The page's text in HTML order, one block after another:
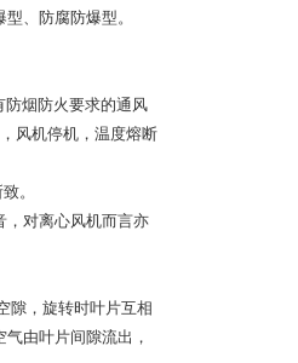
、防腐防爆型。
防烟防火要求的通风
风机停机，温度熔断
。
，对离心风机而言亦
隙，旋转时叶片互相
由叶片间隙流出，